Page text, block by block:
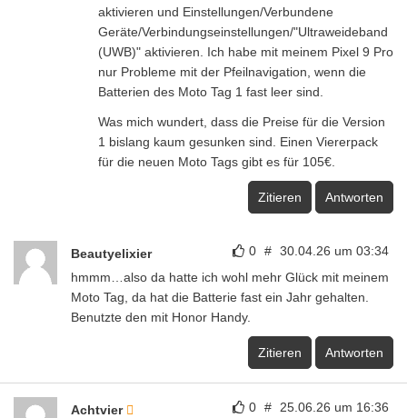
aktivieren und Einstellungen/Verbundene
Geräte/Verbindungseinstellungen/"Ultraweideband
(UWB)" aktivieren. Ich habe mit meinem Pixel 9 Pro
nur Probleme mit der Pfeilnavigation, wenn die
Batterien des Moto Tag 1 fast leer sind.
Was mich wundert, dass die Preise für die Version
1 bislang kaum gesunken sind. Einen Viererpack
für die neuen Moto Tags gibt es für 105€.
Zitieren Antworten
0 # 30.04.26 um 03:34
Beautyelixier
hmmm…also da hatte ich wohl mehr Glück mit meinem
Moto Tag, da hat die Batterie fast ein Jahr gehalten.
Benutzte den mit Honor Handy.
Zitieren Antworten
0 # 25.06.26 um 16:36
Achtvier